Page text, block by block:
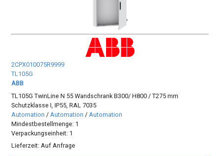
2CPX010075R9999
TL105G
ABB
TL105G TwinLine N 55 Wandschrank B300/ H800 / T275 mm
Schutzklasse I, IP55, RAL 7035
Automation / Automation / Automation
Mindestbestellmenge: 1
Verpackungseinheit: 1
Lieferzeit: Auf Anfrage